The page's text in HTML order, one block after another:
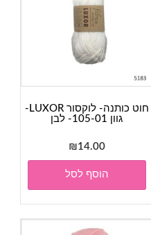
חוט כותנה- לוקסור LUXOR-
גוון 105-01- לבן
₪14.00
הוסף לסל